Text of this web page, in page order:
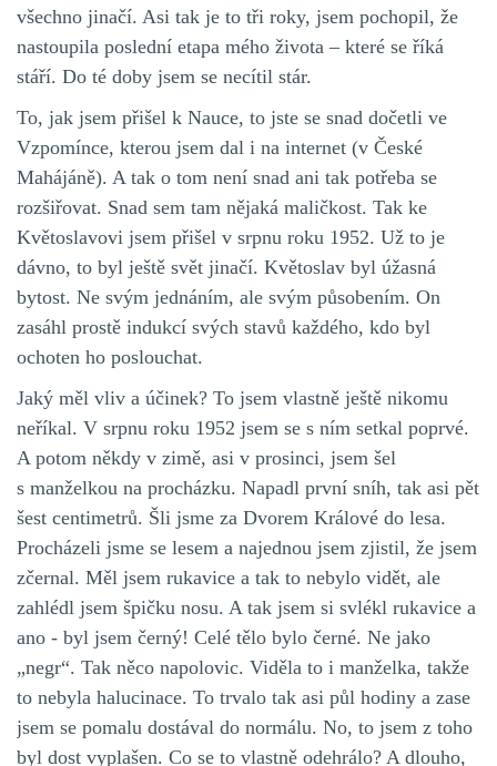
všechno jinačí. Asi tak je to tři roky, jsem pochopil, že
nastoupila poslední etapa mého života – které se říká
stáří. Do té doby jsem se necítil stár.
To, jak jsem přišel k Nauce, to jste se snad dočetli ve
Vzpomínce, kterou jsem dal i na internet (v České
Mahájáně). A tak o tom není snad ani tak potřeba se
rozšiřovat. Snad sem tam nějaká maličkost. Tak ke
Květoslavovi jsem přišel v srpnu roku 1952. Už to je
dávno, to byl ještě svět jinačí. Květoslav byl úžasná
bytost. Ne svým jednáním, ale svým působením. On
zasáhl prostě indukcí svých stavů každého, kdo byl
ochoten ho poslouchat.
Jaký měl vliv a účinek? To jsem vlastně ještě nikomu
neříkal. V srpnu roku 1952 jsem se s ním setkal poprvé.
A potom někdy v zimě, asi v prosinci, jsem šel
s manželkou na procházku. Napadl první sníh, tak asi pět
šest centimetrů. Šli jsme za Dvorem Králové do lesa.
Procházeli jsme se lesem a najednou jsem zjistil, že jsem
zčernal. Měl jsem rukavice a tak to nebylo vidět, ale
zahlédl jsem špičku nosu. A tak jsem si svlékl rukavice a
ano - byl jsem černý! Celé tělo bylo černé. Ne jako
„negr“. Tak něco napolovic. Viděla to i manželka, takže
to nebyla halucinace. To trvalo tak asi půl hodiny a zase
jsem se pomalu dostával do normálu. No, to jsem z toho
byl dost vyplašen. Co se to vlastně odehrálo? A dlouho,